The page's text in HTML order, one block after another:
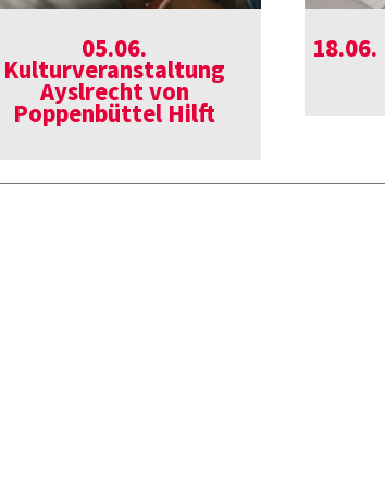
05.06.
Kulturveranstaltung
Ayslrecht von
Poppenbüttel Hilft